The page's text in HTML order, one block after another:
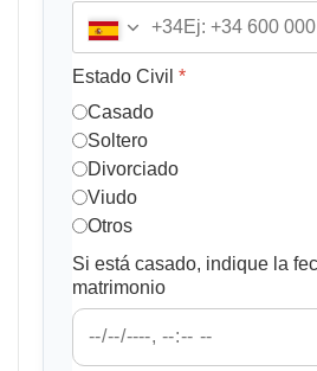
+34
Estado Civil *
Casado
Soltero
Divorciado
Viudo
Otros
Si está casado, indique la
matrimonio